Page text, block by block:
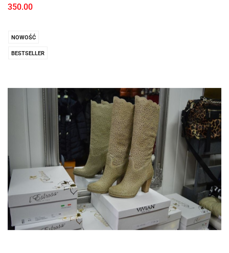
350.00
NOWOŚĆ
BESTSELLER